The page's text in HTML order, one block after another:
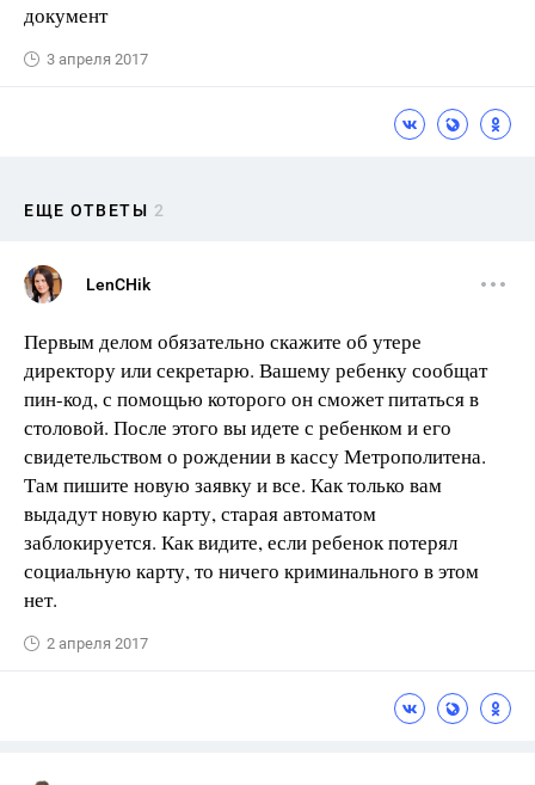
документ
3 апреля 2017
ЕЩЕ ОТВЕТЫ 2
LenCHik
Первым делом обязательно скажите об утере
директору или секретарю. Вашему ребенку сообщат
пин-код, с помощью которого он сможет питаться в
столовой. После этого вы идете с ребенком и его
свидетельством о рождении в кассу Метрополитена.
Там пишите новую заявку и все. Как только вам
выдадут новую карту, старая автоматом
заблокируется. Как видите, если ребенок потерял
социальную карту, то ничего криминального в этом
нет.
2 апреля 2017